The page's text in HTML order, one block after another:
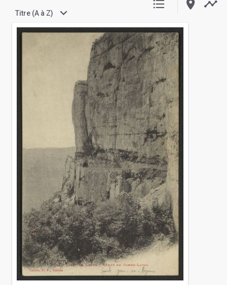
Titre (A à Z)